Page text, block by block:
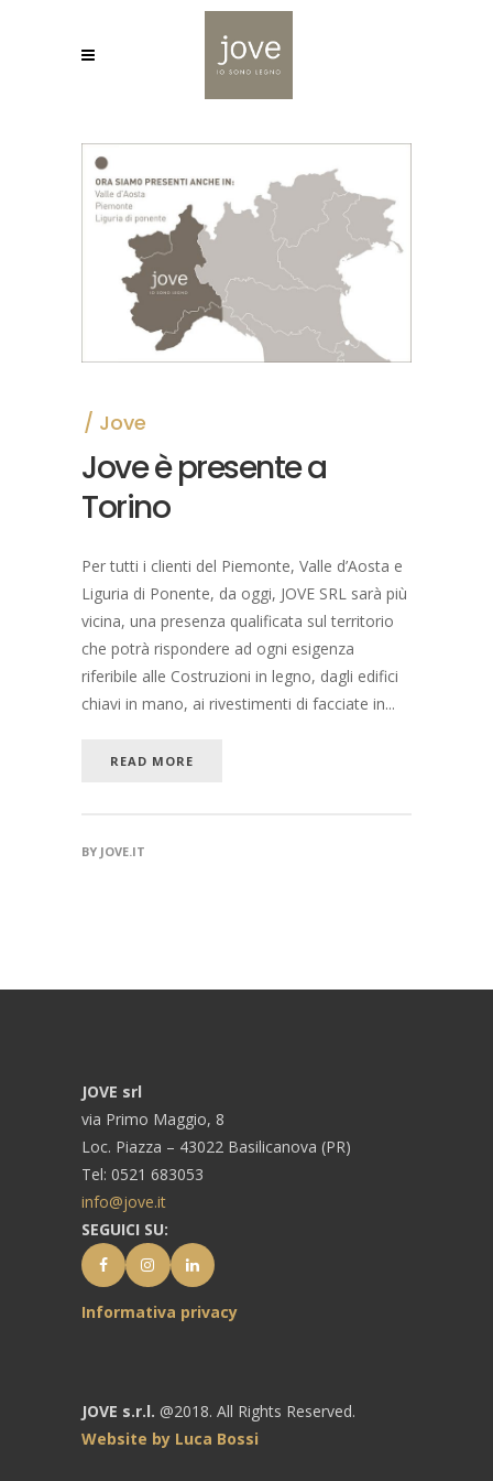
Jove
Jove è presente a
Torino
Per tutti i clienti del Piemonte, Valle d’Aosta e
Liguria di Ponente, da oggi, JOVE SRL sarà più
vicina, una presenza qualificata sul territorio
che potrà rispondere ad ogni esigenza
riferibile alle Costruzioni in legno, dagli edifici
chiavi in mano, ai rivestimenti di facciate in...
READ MORE
BY JOVE.IT
JOVE srl
via Primo Maggio, 8
Loc. Piazza – 43022 Basilicanova (PR)
Tel: 0521 683053
info@jove.it
SEGUICI SU:
Informativa privacy
JOVE s.r.l. @2018. All Rights Reserved.
Website by Luca Bossi